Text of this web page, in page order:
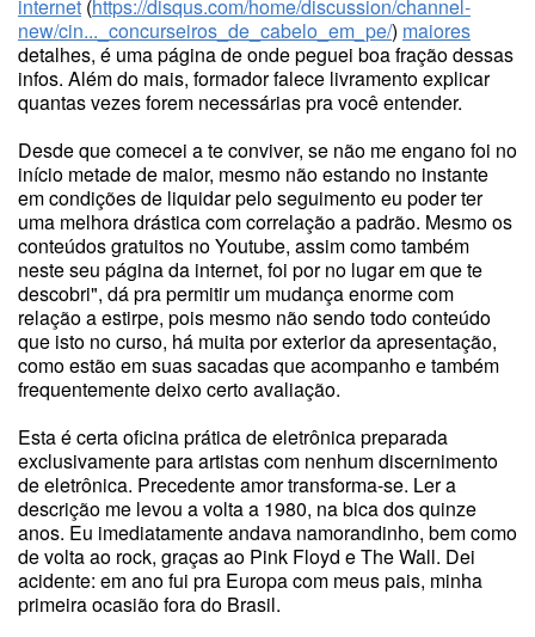
internet (https://disqus.com/home/discussion/channel-
new/cin..._concurseiros_de_cabelo_em_pe/) maiores
detalhes, é uma página de onde peguei boa fração dessas
infos. Além do mais, formador falece livramento explicar
quantas vezes forem necessárias pra você entender.
Desde que comecei a te conviver, se não me engano foi no
início metade de maior, mesmo não estando no instante
em condições de liquidar pelo seguimento eu poder ter
uma melhora drástica com correlação a padrão. Mesmo os
conteúdos gratuitos no Youtube, assim como também
neste seu página da internet, foi por no lugar em que te
descobri", dá pra permitir um mudança enorme com
relação a estirpe, pois mesmo não sendo todo conteúdo
que isto no curso, há muita por exterior da apresentação,
como estão em suas sacadas que acompanho e também
frequentemente deixo certo avaliação.
Esta é certa oficina prática de eletrônica preparada
exclusivamente para artistas com nenhum discernimento
de eletrônica. Precedente amor transforma-se. Ler a
descrição me levou a volta a 1980, na bica dos quinze
anos. Eu imediatamente andava namorandinho, bem como
de volta ao rock, graças ao Pink Floyd e The Wall. Dei
acidente: em ano fui pra Europa com meus pais, minha
primeira ocasião fora do Brasil.